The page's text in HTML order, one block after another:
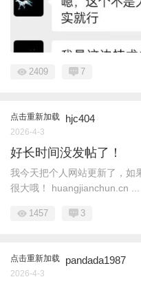
2409 7
点击重新加载 hjc404
2026-4-3
好长时间没发帖了！
我今天把个人网站更新了，如
很大哦！ huangjianchun.cn ...
1457 3
点击重新加载 pandada1987
2026-4-3